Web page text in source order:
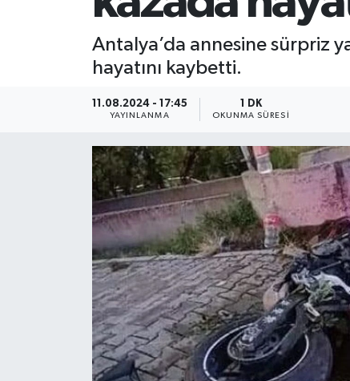
Antalya’da annesine sürpriz
hayatını kaybetti.
11.08.2024 - 17:45
YAYINLANMA
1 DK
OKUNMA SÜRESI